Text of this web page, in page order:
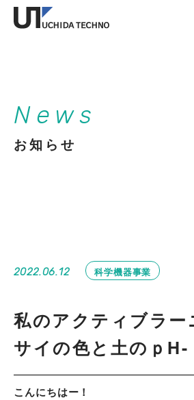
N e ws
お知 ら せ
2022.06.12 科学機器事業
私のアクティブラー
サイの色と土のｐH-
こんにちはー！